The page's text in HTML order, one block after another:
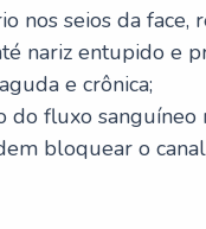
nos seios da face,
nariz entupido e
e crônica;
do fluxo sanguíneo
bloquear o